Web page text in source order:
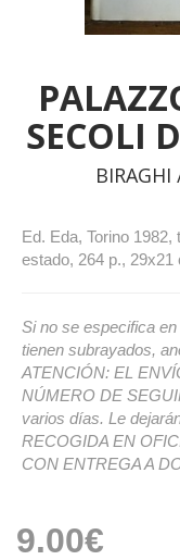
SECOLI
Ed. Eda, Torino
estado, 264 p., 29x21
Si no se especifica
tienen subrayados,
ATENCIÓN: EL
NÚMERO DE
varios días. Le
RECOGIDA EN
CON ENTREGA A
9.00€